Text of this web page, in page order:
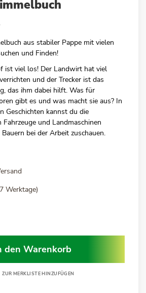
aus stabiler Pappe mit vielen
und Finden!
ist viel los! Der Landwirt hat viel
und der Trecker ist das
das ihm dabei hilft. Was für
gibt es und was macht sie aus? In
Geschichten kannst du die
und Landmaschinen
bei der Arbeit zuschauen.
Werktage)
den Warenkorb
ZUR MERKLISTE HINZUFÜGEN